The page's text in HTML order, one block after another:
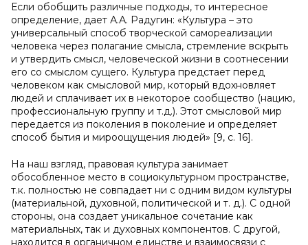
Если обобщить различные подходы, то интересное
определение, дает А.А. Радугин: «Культура – это
универсальный способ творческой самореализации
человека через полагание смысла, стремление вскрыть
и утвердить смысл, человеческой жизни в соотнесении
его со смыслом сущего. Культура предстает перед
человеком как смысловой мир, который вдохновляет
людей и сплачивает их в некоторое сообщество (нацию,
профессиональную группу и т.д.). Этот смысловой мир
передается из поколения в поколение и определяет
способ бытия и мироощущения людей» [9, с. 16].
На наш взгляд, правовая культура занимает
обособленное место в социокультурном пространстве,
т.к. полностью не совпадает ни с одним видом культуры
(материальной, духовной, политической и т. д.). С одной
стороны, она создает уникальное сочетание как
материальных, так и духовных компонентов. С другой,
находится в органичном единстве и взаимосвязи с